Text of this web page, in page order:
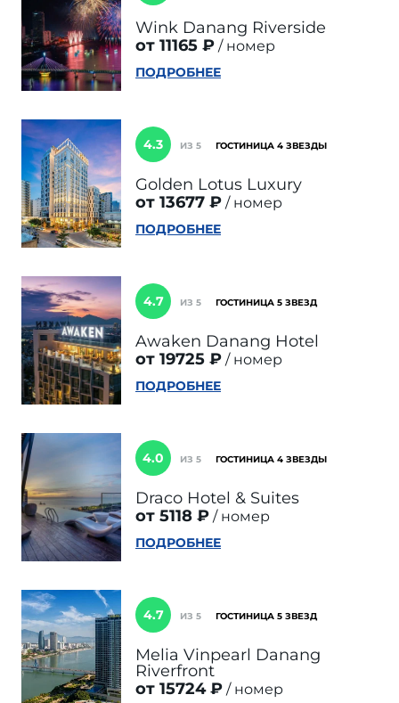
Wink Danang Riverside
от 11165 ₽
номер
ПОДРОБНЕЕ
4.3 ИЗ 5 ГОСТИНИЦА 4 ЗВЕЗДЫ
Golden Lotus Luxury
от 13677 ₽
номер
ПОДРОБНЕЕ
4.7 ИЗ 5 ГОСТИНИЦА 5 ЗВЕЗД
Awaken Danang Hotel
от 19725 ₽
номер
ПОДРОБНЕЕ
4.0 ИЗ 5 ГОСТИНИЦА 4 ЗВЕЗДЫ
Draco Hotel & Suites
от 5118 ₽
номер
ПОДРОБНЕЕ
4.7 ИЗ 5 ГОСТИНИЦА 5 ЗВЕЗД
Melia Vinpearl Danang
Riverfront
от 15724 ₽
номер